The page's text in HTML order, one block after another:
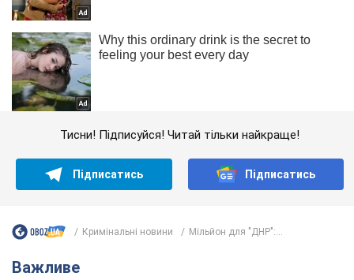
Тисни! Підписуйся! Читай тільки найкраще!
Підписатись Підписатись
Кримінальні новини Мільйон для "ДНР":...
Важливе